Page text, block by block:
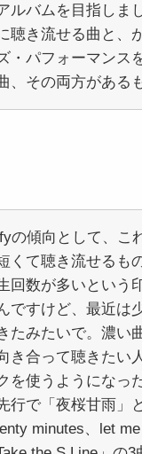
ルバムを目指しま
聴き流せる曲と、
・パフォーマンス
、その両方がある
の傾向として、こ
くて聴き流せるも
回数が多いという
ですけど、最近は
たみたいで。濃い
き合って聴きたい
を使うようになっ
行で「夜桜甘雨」
minutes、let me